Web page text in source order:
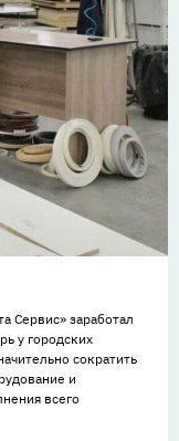
Сервис» заработал
у городских
сократить
и
всего